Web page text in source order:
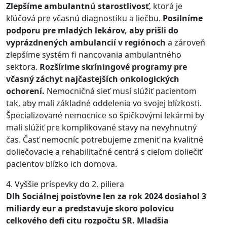
Zlepšíme ambulantnú starostlivosť, ktorá je
kľúčová pre včasnú diagnostiku a liečbu. Posilníme
podporu pre mladých lekárov, aby prišli do
vyprázdnených ambulancií v regiónoch a zároveň
zlepšíme systém fi nancovania ambulantného
sektora. Rozšírime skríningové programy pre
včasný záchyt najčastejších onkologických
ochorení. Nemocničná sieť musí slúžiť pacientom
tak, aby mali základné oddelenia vo svojej blízkosti.
Špecializované nemocnice so špičkovými lekármi by
mali slúžiť pre komplikované stavy na nevyhnutný
čas. Časť nemocníc potrebujeme zmeniť na kvalitné
doliečovacie a rehabilitačné centrá s cieľom doliečiť
pacientov blízko ich domova.
4. Vyššie príspevky do 2. piliera
Dlh Sociálnej poisťovne len za rok 2024 dosiahol 3
miliardy eur a predstavuje skoro polovicu
celkového defi citu rozpočtu SR. Mladšia